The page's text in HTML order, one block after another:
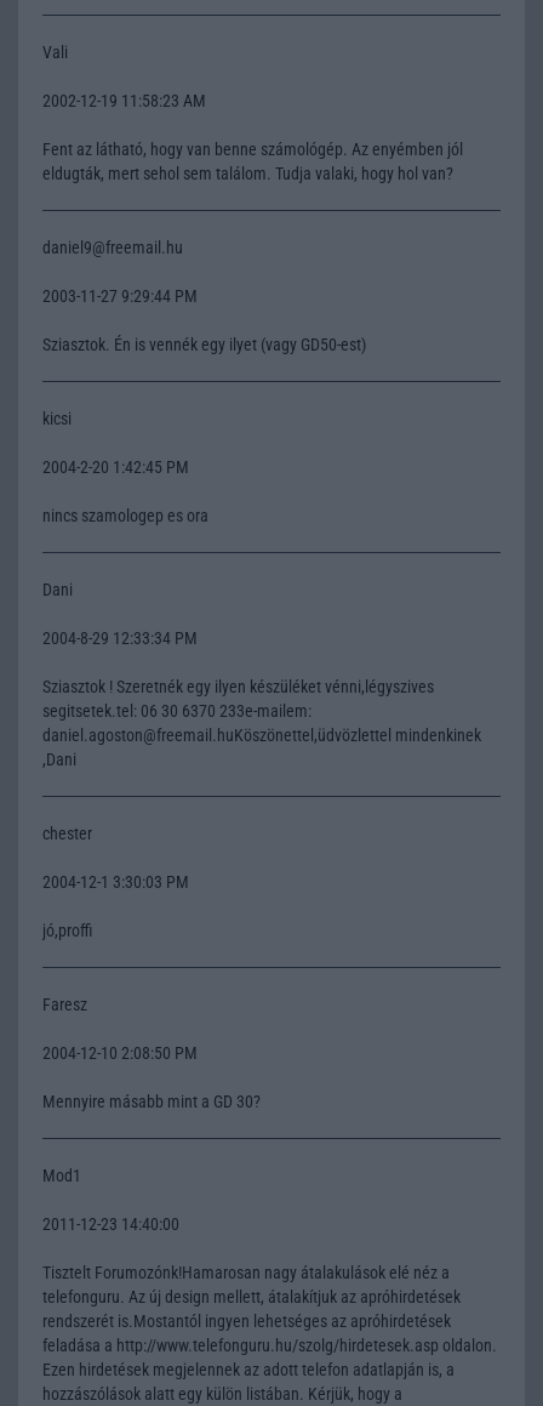
Vali
2002-12-19 11:58:23 AM
Fent az látható, hogy van benne számológép. Az enyémben jól
eldugták, mert sehol sem találom. Tudja valaki, hogy hol van?
daniel9@freemail.hu
2003-11-27 9:29:44 PM
Sziasztok. Én is vennék egy ilyet (vagy GD50-est)
kicsi
2004-2-20 1:42:45 PM
nincs szamologep es ora
Dani
2004-8-29 12:33:34 PM
Sziasztok ! Szeretnék egy ilyen készüléket vénni,légyszives
segitsetek.tel: 06 30 6370 233e-mailem:
daniel.agoston@freemail.huKöszönettel,üdvözlettel mindenkinek
,Dani
chester
2004-12-1 3:30:03 PM
jó,proffi
Faresz
2004-12-10 2:08:50 PM
Mennyire másabb mint a GD 30?
Mod1
2011-12-23 14:40:00
Tisztelt Forumozónk!Hamarosan nagy átalakulások elé néz a
telefonguru. Az új design mellett, átalakítjuk az apróhirdetések
rendszerét is.Mostantól ingyen lehetséges az apróhirdetések
feladása a http://www.telefonguru.hu/szolg/hirdetesek.asp oldalon.
Ezen hirdetések megjelennek az adott telefon adatlapján is, a
hozzászólások alatt egy külön listában. Kérjük, hogy a